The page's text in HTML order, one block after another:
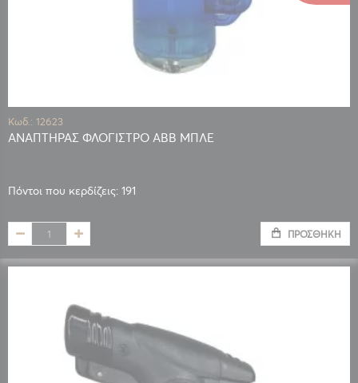
Κωδ.: 12623
ΑΝΑΠΤΗΡΑΣ ΦΛΟΓΙΣΤΡΟ ABB ΜΠΛΕ
Πόντοι που κερδίζεις: 191
ΠΡΟΣΘΉΚΗ